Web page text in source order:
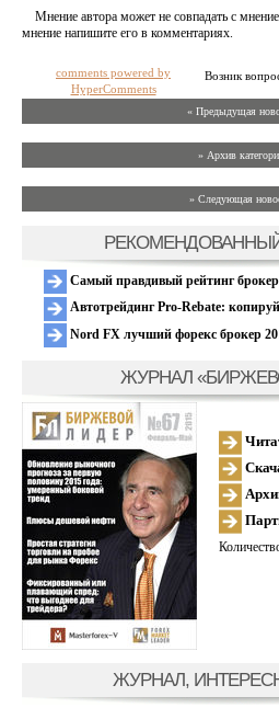
Мнение автора может не совпадать с
мнение напишите его в комментариях.
Возник
comments powered by
HyperComments
« Предыдущая
» Архив
» Следующая
Самый правдивый рейтинг
Автотрейдинг Pro-Rebate:
Nord FX лучший форекс брокер
ЖУРНАЛ
ЖУРНАЛ,